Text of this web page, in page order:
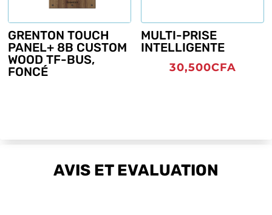
GRENTON TOUCH
PANEL+ 8B CUSTOM
WOOD TF-BUS,
FONCÉ
MULTI-PRISE
INTELLIGENTE
30,500CFA
AVIS ET EVALUATION